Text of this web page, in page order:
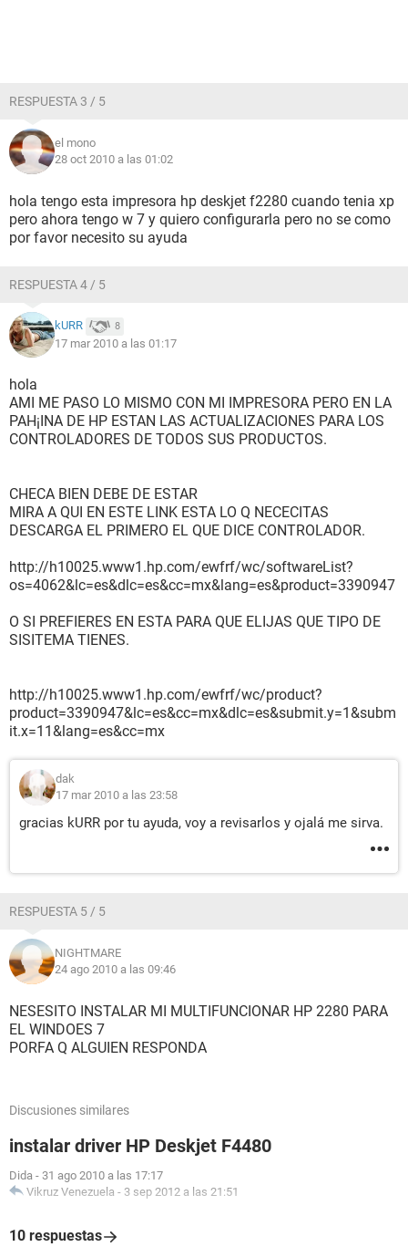
RESPUESTA 3 / 5
el mono
28 oct 2010 a las 01:02
hola tengo esta impresora hp deskjet f2280 cuando tenia xp
pero ahora tengo w 7 y quiero configurarla pero no se como
por favor necesito su ayuda
RESPUESTA 4 / 5
kURR 8
17 mar 2010 a las 01:17
hola
AMI ME PASO LO MISMO CON MI IMPRESORA PERO EN LA
PAH¡INA DE HP ESTAN LAS ACTUALIZACIONES PARA LOS
CONTROLADORES DE TODOS SUS PRODUCTOS.
CHECA BIEN DEBE DE ESTAR
MIRA A QUI EN ESTE LINK ESTA LO Q NECECITAS
DESCARGA EL PRIMERO EL QUE DICE CONTROLADOR.
http://h10025.www1.hp.com/ewfrf/wc/softwareList?
os=4062&lc=es&dlc=es&cc=mx&lang=es&product=3390947
O SI PREFIERES EN ESTA PARA QUE ELIJAS QUE TIPO DE
SISITEMA TIENES.
http://h10025.www1.hp.com/ewfrf/wc/product?
product=3390947&lc=es&cc=mx&dlc=es&submit.y=1&subm
it.x=11&lang=es&cc=mx
dak
17 mar 2010 a las 23:58
gracias kURR por tu ayuda, voy a revisarlos y ojalá me sirva.
RESPUESTA 5 / 5
NIGHTMARE
24 ago 2010 a las 09:46
NESESITO INSTALAR MI MULTIFUNCIONAR HP 2280 PARA
EL WINDOES 7
PORFA Q ALGUIEN RESPONDA
Discusiones similares
instalar driver HP Deskjet F4480
Dida - 31 ago 2010 a las 17:17
Vikruz Venezuela - 3 sep 2012 a las 21:51
10 respuestas